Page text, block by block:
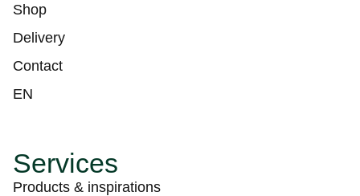
Shop
Delivery
Contact
EN
Services
Products & inspirations